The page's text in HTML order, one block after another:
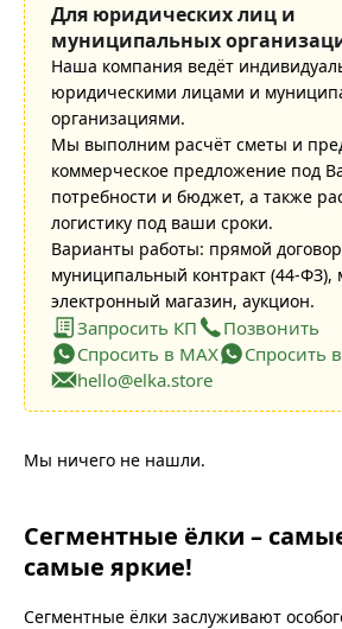
Для юридических лиц и
муниципальных
Наша компания ведёт
юридическими лицами и
организациями.
Мы выполним расчёт сметы и
коммерческое предложение под
потребности и бюджет, а также
логистику под ваши сроки.
Варианты работы: прямой
муниципальный контракт (44-ФЗ),
электронный магазин, аукцион.
Запросить КП
Позвонить
Спросить в MAX
Спросить
hello@elka.store
Мы ничего не нашли.
Сегментные ёлки –
самые яркие!
Сегментные ёлки заслуживают